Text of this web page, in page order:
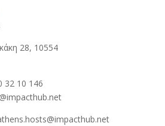
28, 10554
32 10 146